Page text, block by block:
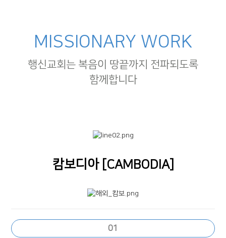
MISSIONARY WORK
행신교회는 복음이 땅끝까지 전파되도록
함께합니다
캄보디아 [CAMBODIA]
01